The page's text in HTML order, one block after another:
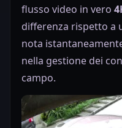
flusso video in vero
differenza rispetto a
nota
nella gestione dei
campo.